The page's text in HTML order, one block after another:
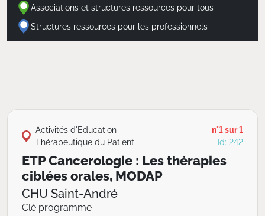
Associations et structures ressources pour tous
Structures ressources pour les professionnels
Activités d'Education
Thérapeutique du Patient
n°1 sur 1
Id: 242
ETP Cancerologie : Les thérapies
ciblées orales, MODAP
CHU Saint-André
Clé programme :